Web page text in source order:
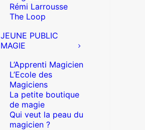
Rémi Larrousse
The Loop
JEUNE PUBLIC
MAGIE
L’Apprenti Magicien
L’Ecole des
Magiciens
La petite boutique
de magie
Qui veut la peau du
magicien ?